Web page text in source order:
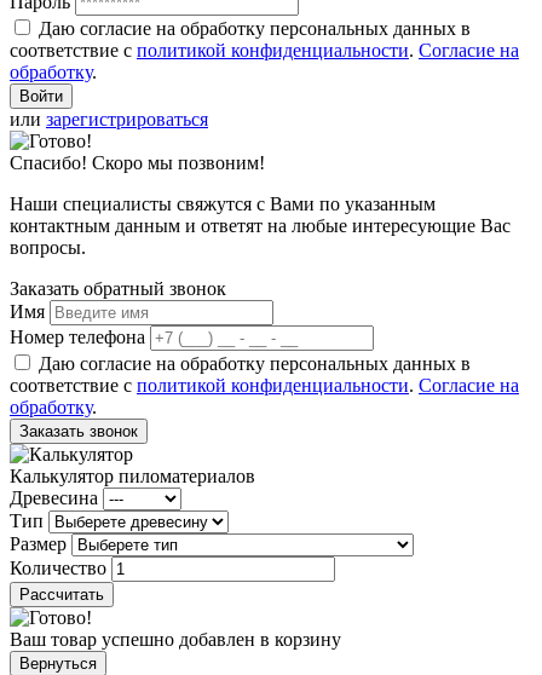
Даю согласие на обработку персональных данных в
соответствие с политикой конфиденциальности. Согласие на
обработку.
или зарегистрироваться
Спасибо! Скоро мы позвоним!
Наши специалисты свяжутся с Вами по указанным
контактным данным и ответят на любые интересующие Вас
вопросы.
Заказать обратный звонок
Имя
Номер телефона
Даю согласие на обработку персональных данных в
соответствие с политикой конфиденциальности. Согласие на
обработку.
Заказать звонок
Калькулятор пиломатериалов
Древесина
Тип
Размер
Количество
Рассчитать
Ваш товар успешно добавлен в корзину
Вернуться